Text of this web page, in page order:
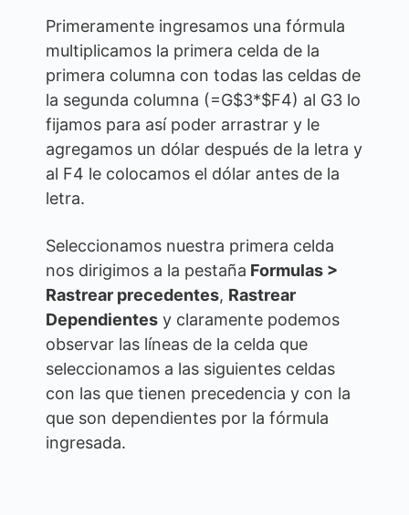
Primeramente ingresamos una fórmula
multiplicamos la primera celda de la
primera columna con todas las celdas de
la segunda columna (=G$3*$F4) al G3 lo
fijamos para así poder arrastrar y le
agregamos un dólar después de la letra y
al F4 le colocamos el dólar antes de la
letra.
Seleccionamos nuestra primera celda
nos dirigimos a la pestaña Formulas >
Rastrear precedentes, Rastrear
Dependientes y claramente podemos
observar las líneas de la celda que
seleccionamos a las siguientes celdas
con las que tienen precedencia y con la
que son dependientes por la fórmula
ingresada.